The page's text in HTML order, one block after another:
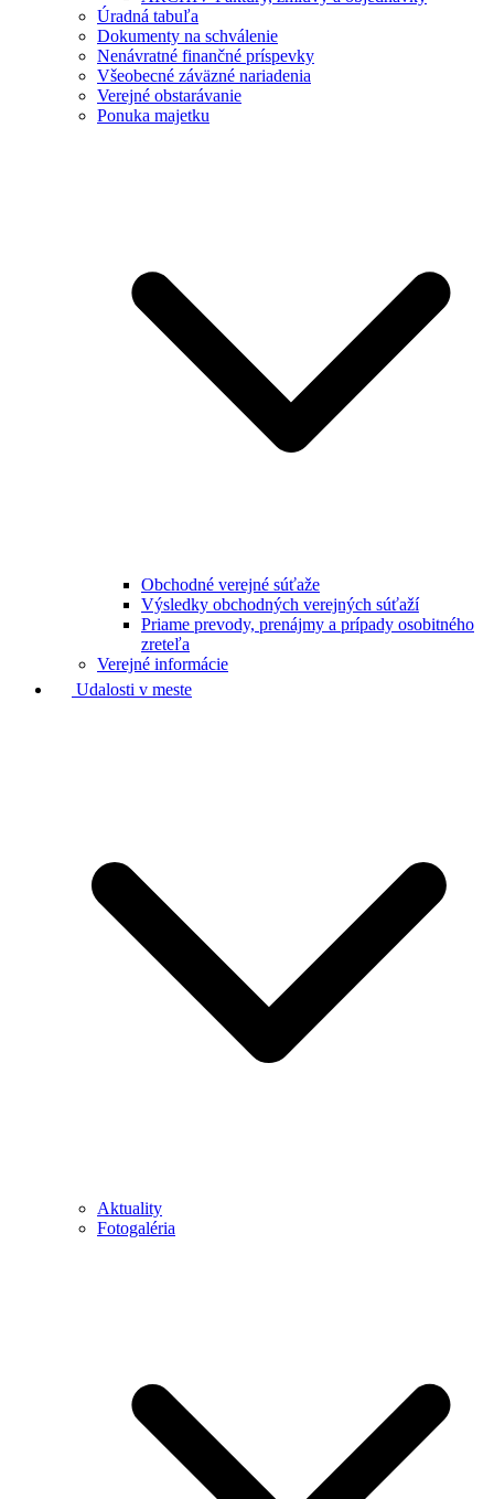
Úradná tabuľa
Dokumenty na schválenie
Nenávratné finančné príspevky
Všeobecné záväzné nariadenia
Verejné obstarávanie
Ponuka majetku
Obchodné verejné súťaže
Výsledky obchodných verejných súťaží
Priame prevody, prenájmy a prípady osobitného
zreteľa
Verejné informácie
Udalosti v meste
Aktuality
Fotogaléria